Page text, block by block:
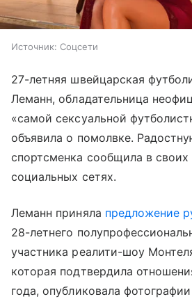
Источник: Соцсети
27-летняя швейцарская
Леманн, обладательница
«самой сексуальной
объявила о помолвке.
спортсменка сообщила в своих
социальных сетях.
Леманн приняла предложение
28-летнего
участника реалити-шоу
которая подтвердила
года, опубликовала